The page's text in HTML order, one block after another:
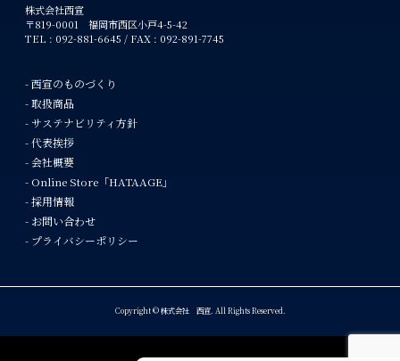
株式会社西宣
〒819-0001 福岡市西区小戸4-5-42
TEL : 092-881-6645 / FAX : 092-891-7745
- 西宣のものづくり
- 取扱商品
- サステナビリティ方針
- 代表挨拶
- 会社概要
- Online Store「HATAAGE」
- 採用情報
- お問い合わせ
- プライバシーポリシー
Copyright © 株式会社 西宣. All Rights Reserved.